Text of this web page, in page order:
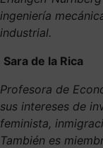
ingeniería
industrial.
Sara de la Rica
Profesora de
sus intereses de
feminista,
También es